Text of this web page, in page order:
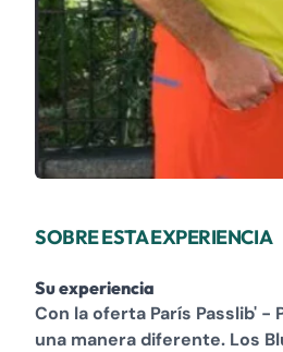
SOBRE ESTA EXPERIENCIA
Su experiencia
Con la oferta París Passlib'
una manera diferente. Los